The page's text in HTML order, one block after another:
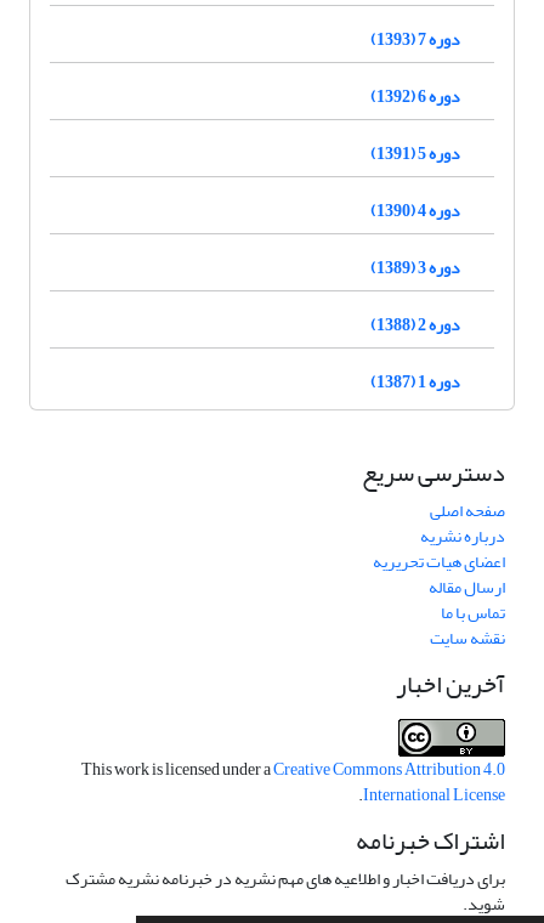
دوره 7 (1393)
دوره 6 (1392)
دوره 5 (1391)
دوره 4 (1390)
دوره 3 (1389)
دوره 2 (1388)
دوره 1 (1387)
دسترسی سریع
صفحه اصلی
درباره نشریه
اعضای هیات تحریریه
ارسال مقاله
تماس با ما
نقشه سایت
آخرین اخبار
This work is licensed under aCreative Commons Attribution 4.0
International License
.
اشتراک خبرنامه
برای دریافت اخبار و اطلاعیه های مهم نشریه در خبرنامه نشریه مشترک
شوید.